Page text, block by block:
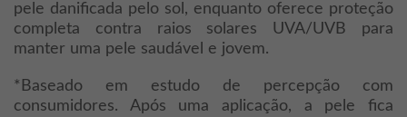
pele danificada pelo sol, enquanto oferece proteção
completa contra raios solares UVA/UVB para
manter uma pele saudável e jovem.
*Baseado em estudo de percepção com
consumidores. Após uma aplicação, a pele fica